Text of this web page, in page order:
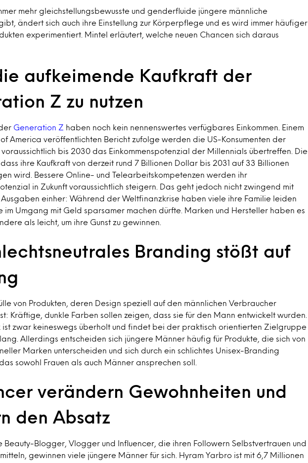
mehr gleichstellungsbewusste und genderfluide jüngere männliche
ändert sich auch ihre Einstellung zur Körperpflege und es wird immer häufiger
experimentiert. Mintel erläutert, welche neuen Chancen sich daraus
aufkeimende Kaufkraft der
Z zu nutzen
Generation Z haben noch kein nennenswertes verfügbares Einkommen. Einem
America veröffentlichten Bericht zufolge werden die US-Konsumenten der
bis 2030 das Einkommenspotenzial der Millennials übertreffen. Die
ihre Kaufkraft von derzeit rund 7 Billionen Dollar bis 2031 auf 33 Billionen
wird. Bessere Online- und Telearbeitskompetenzen werden ihr
in Zukunft voraussichtlich steigern. Das geht jedoch nicht zwingend mit
einher: Während der Weltfinanzkrise haben viele ihre Familie leiden
im Umgang mit Geld sparsamer machen dürfte. Marken und Hersteller haben es
als leicht, um ihre Gunst zu gewinnen.
Branding stößt auf
von Produkten, deren Design speziell auf den männlichen Verbraucher
Kräftige, dunkle Farben sollen zeigen, dass sie für den Mann entwickelt wurden.
ist zwar keineswegs überholt und findet bei der praktisch orientierten Zielgruppe
Allerdings entscheiden sich jüngere Männer häufig für Produkte, die sich von
Marken unterscheiden und sich durch ein schlichtes Unisex-Branding
sowohl Frauen als auch Männer ansprechen soll.
verändern Gewohnheiten und
den Absatz
Beauty-Blogger, Vlogger und Influencer, die ihren Followern Selbstvertrauen und
gewinnen viele jüngere Männer für sich. Hyram Yarbro ist mit 6,7 Millionen